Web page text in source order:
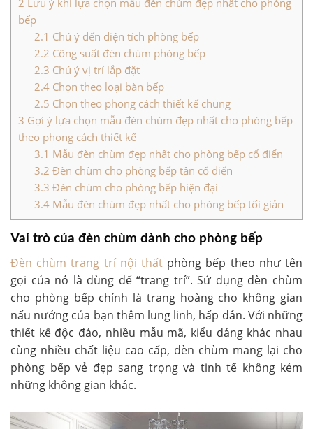
2 Lưu ý khi lựa chọn mẫu đèn chùm đẹp nhất cho phòng
bếp
2.1 Chú ý đến diện tích phòng bếp
2.2 Công suất đèn chùm phòng bếp
2.3 Chú ý vị trí lắp đặt
2.4Chọn theo loại bàn bếp
2.5 Chọn theo phong cách thiết kế chung
3 Gợi ý lựa chọn mẫu đèn chùm đẹp nhất cho phòng bếp
theo phong cách thiết kế
3.1 Mẫu đèn chùm đẹp nhất cho phòng bếp cổ điển
3.2 Đèn chùm cho phòng bếp tân cổ điển
3.3 Đèn chùm cho phòng bếp hiện đại
3.4Mẫu đèn chùm đẹp nhất cho phòng bếp tối giản
Vai trò của đèn chùm dành cho phòng bếp
Đèn chùm trang trí nội thất phòng bếp theo như tên
gọi của nó là dùng để “trang trí”. Sử dụng đèn chùm
cho phòng bếp chính là trang hoàng cho không gian
nấu nướng của bạn thêm lung linh, hấp dẫn. Với những
thiết kế độc đáo, nhiều mẫu mã, kiểu dáng khác nhau
cùng nhiều chất liệu cao cấp, đèn chùm mang lại cho
phòng bếp vẻ đẹp sang trọng và tinh tế không kém
những không gian khác.